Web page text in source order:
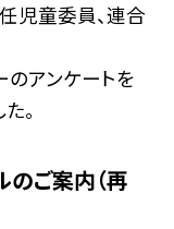
児童委員、連合
アンケートを
。
ご案内（再